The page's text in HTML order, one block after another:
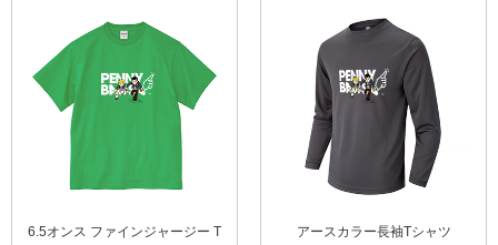
6.5オンス ファインジャージー T
アースカラー長袖Tシャツ